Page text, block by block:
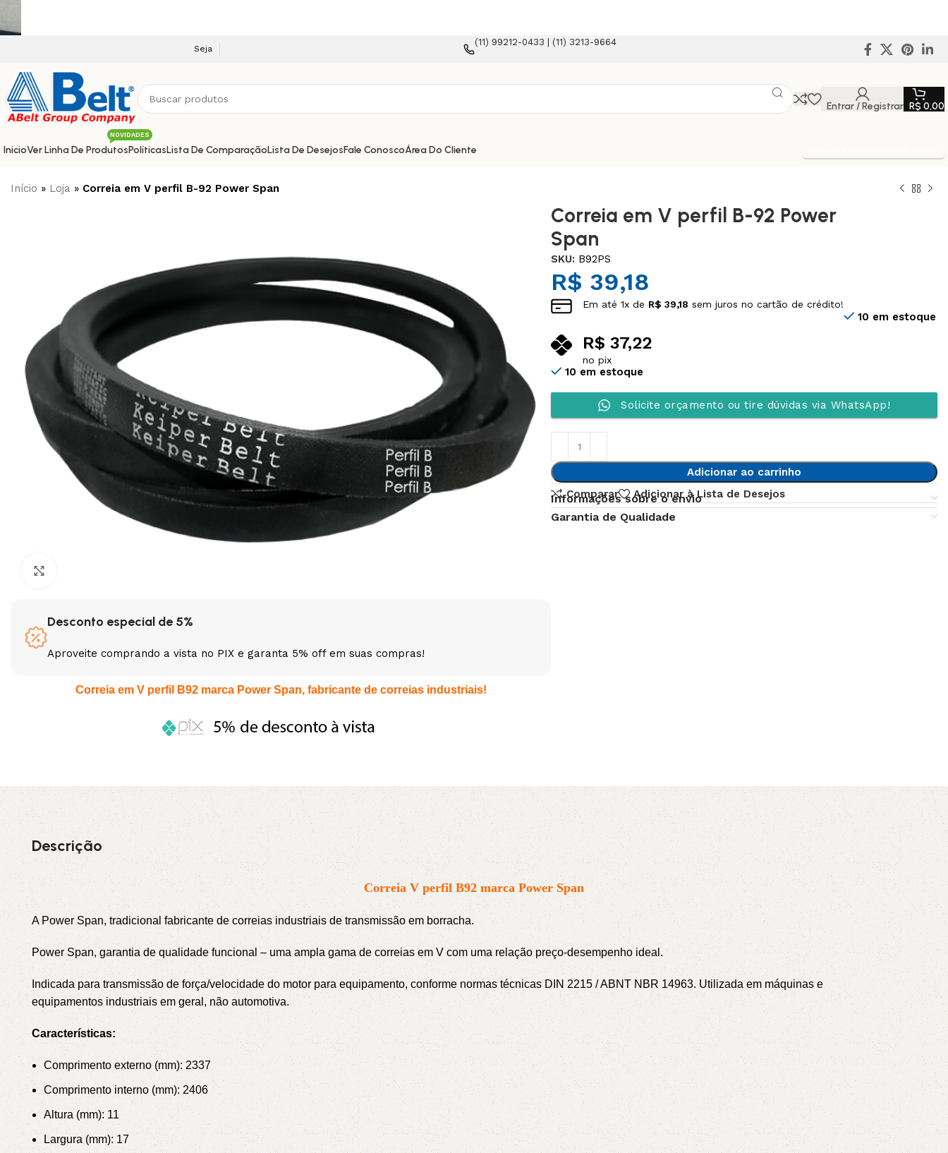
Seja bem vindo a nossa plataforma e-commerce!
(11) 99212-0433 | (11) 3213-9664
Entrar / Registrar R$ 0,00
InicioVer Linha De Produtos
NOVIDADES
3L 3VX 5V
AX B BX
D
XPA XPB XPZ ZX
PolíticasLista De ComparaçãoLista De DesejosFale ConoscoÁrea Do Cliente
Início » Loja » Correia em V perfil B-92 Power Span
Desconto especial de 5%
Aproveite comprando a vista no PIX e garanta 5% off em suas compras!
Correia em V perfil B92 marca Power Span, fabricante de correias industriais!
Correia em V perfil B-92 Power
Span
SKU: B92PS
R$ 39,18
Em até1x de R$ 39,18 sem juros no cartão de crédito!
R$ 37,22
no pix
10 em estoque
10 em estoque
Solicite orçamento ou tire dúvidas via WhatsApp!
Adicionar ao carrinho
Comparar
Adicionar à Lista de Desejos
Informações sobre o envio
Garantia de Qualidade
Descrição
Correia V perfil B92 marca Power Span
A Power Span, tradicional fabricante de correias industriais de transmissão em borracha.
Power Span, garantia de qualidade funcional – uma ampla gama de correias em V com uma relação preço-desempenho ideal.
Indicada para transmissão de força/velocidade do motor para equipamento, conforme normas técnicas DIN 2215 / ABNT NBR 14963. Utilizada em máquinas e
equipamentos industriais em geral, não automotiva.
Características:
Comprimento externo (mm): 2337
Comprimento interno (mm): 2406
Altura (mm): 11
Largura (mm): 17